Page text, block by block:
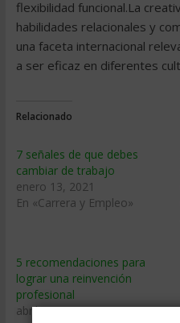
Relacionado
7 señales de que debes
cambiar de trabajo
enero 13, 2021
En «Carrera y Empleo»
5 recomendaciones para
lograr una reinvención
profesional
abril 12, 2019